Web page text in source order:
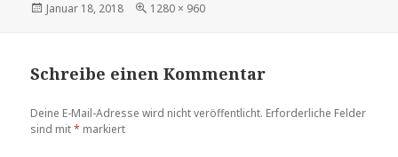
Januar 18, 2018 1280 × 960
Schreibe einen Kommentar
Deine E-Mail-Adresse wird nicht veröffentlicht. Erforderliche Felder
sind mit* markiert